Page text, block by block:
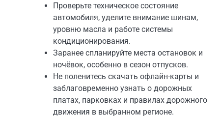
Проверьте техническое состояние
автомобиля, уделите внимание шинам,
уровню масла и работе системы
кондиционирования.
Заранее спланируйте места остановок и
ночёвок, особенно в сезон отпусков.
Не поленитесь скачать офлайн-карты и
заблаговременно узнать о дорожных
платах, парковках и правилах дорожного
движения в выбранном регионе.